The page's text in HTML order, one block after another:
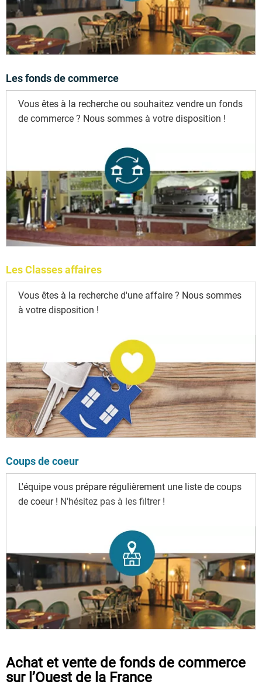
Les fonds de commerce
Vous êtes à la recherche ou souhaitez vendre un fonds
de commerce ? Nous sommes à votre disposition !
Les Classes affaires
Vous êtes à la recherche d'une affaire ? Nous sommes
à votre disposition !
Coups de coeur
L'équipe vous prépare régulièrement une liste de coups
de coeur ! N'hésitez pas à les filtrer !
Achat et vente de fonds de commerce
sur l’Ouest de la France